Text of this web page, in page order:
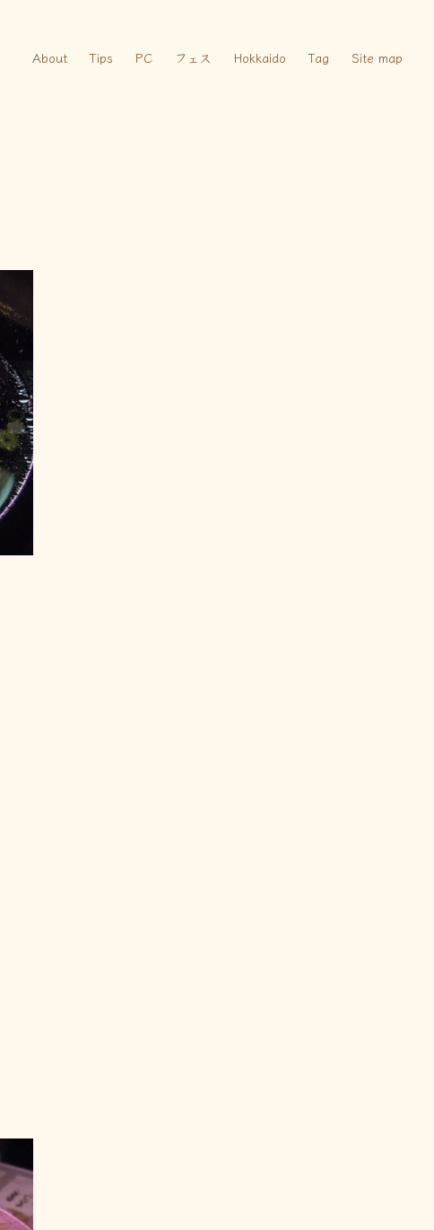
About Tips PC フェス Hokkaido Tag Site map